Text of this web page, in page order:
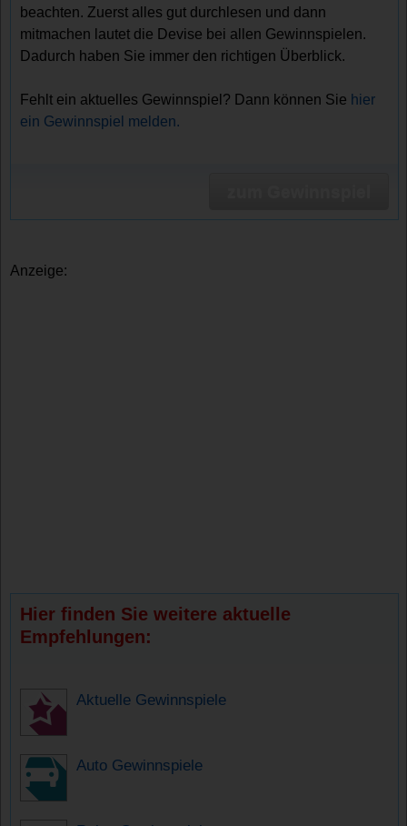
beachten. Zuerst alles gut durchlesen und dann
mitmachen lautet die Devise bei allen Gewinnspielen.
Dadurch haben Sie immer den richtigen Überblick.
Fehlt ein aktuelles Gewinnspiel? Dann können Sie hier
ein Gewinnspiel melden.
Anzeige:
Hier finden Sie weitere aktuelle
Empfehlungen:
Aktuelle Gewinnspiele
Auto Gewinnspiele